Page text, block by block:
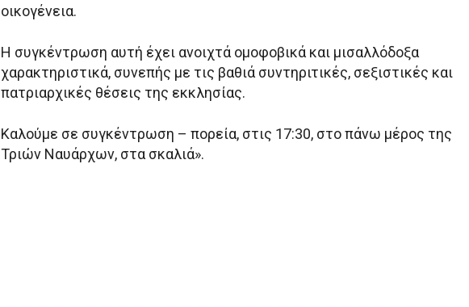
οικογένεια.
Η συγκέντρωση αυτή έχει ανοιχτά ομοφοβικά και μισαλλόδοξα
χαρακτηριστικά, συνεπής με τις βαθιά συντηριτικές, σεξιστικές και
πατριαρχικές θέσεις της εκκλησίας.
Καλούμε σε συγκέντρωση – πορεία, στις 17:30, στο πάνω μέρος της
Τριών Ναυάρχων, στα σκαλιά».